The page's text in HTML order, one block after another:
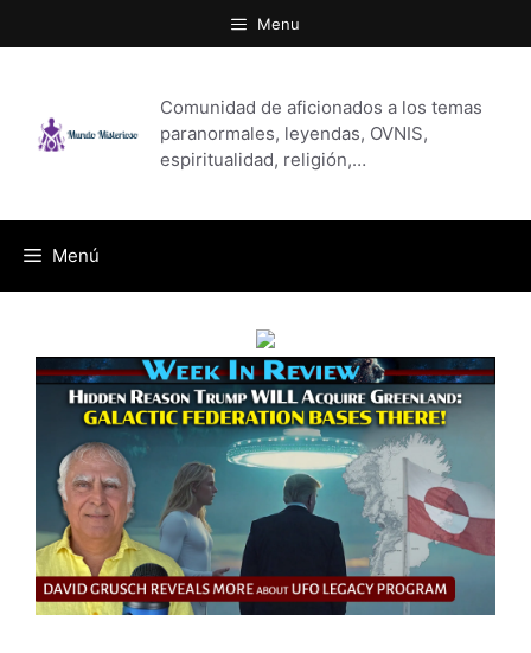
al
Menu
Comunidad de aficionados a los temas
paranormales, leyendas, OVNIS,
espiritualidad, religión,…
Menú